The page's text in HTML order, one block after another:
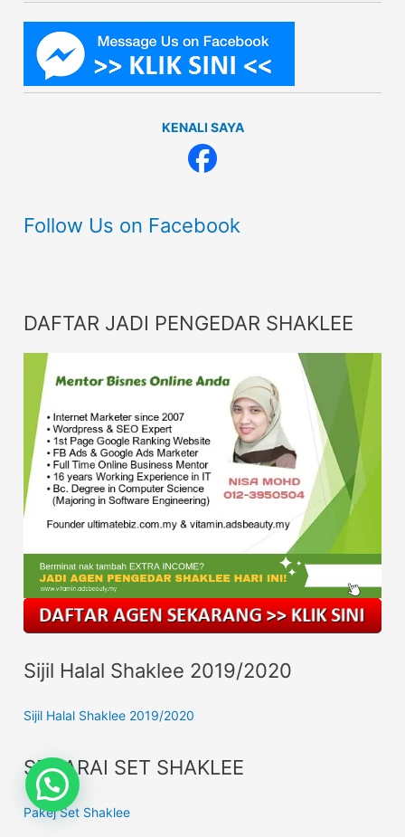
KENALI SAYA
Follow Us on Facebook
DAFTAR JADI PENGEDAR SHAKLEE
Sijil Halal Shaklee 2019/2020
Sijil Halal Shaklee 2019/2020
SENARAI SET SHAKLEE
Pakej Set Shaklee